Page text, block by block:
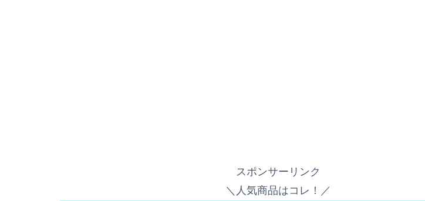
スポンサーリンク
＼人気商品はコレ！／